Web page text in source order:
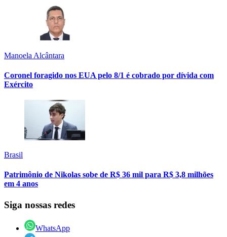
Manoela Alcântara
Coronel foragido nos EUA pelo 8/1 é cobrado por dívida com
Exército
Brasil
Patrimônio de Nikolas sobe de R$ 36 mil para R$ 3,8 milhões
em 4 anos
Siga nossas redes
WhatsApp